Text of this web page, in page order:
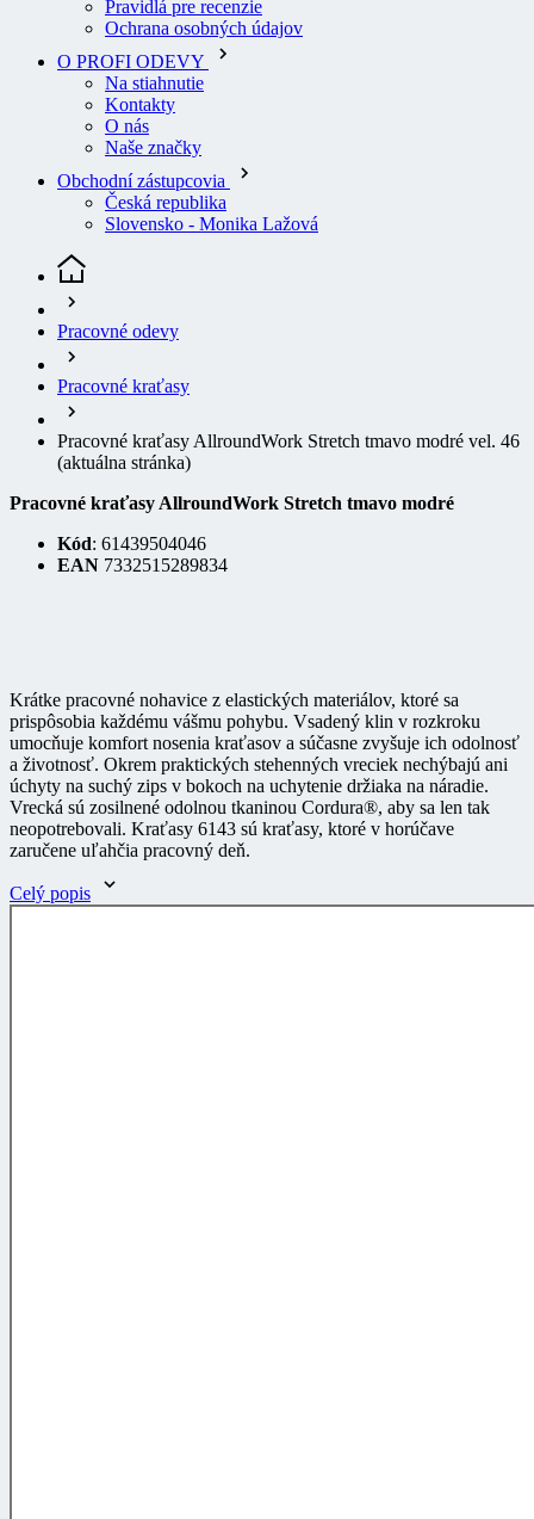
O PROFI ODEVY
Na stiahnutie
Kontakty
O nás
Naše značky
Obchodní zástupcovia
Česká republika
Slovensko - Monika Lažová
Pracovné kraťasy
Pracovné kraťasy AllroundWork Stretch tmavo modré vel. 46
(aktuálna stránka)
Pracovné kraťasy AllroundWork Stretch tmavo modré
Kód: 61439504046
umocňuje komfort nosenia kraťasov a súčasne zvyšuje ich odolnosť
a životnosť. Okrem praktických stehenných vreciek nechýbajú ani
úchyty na suchý zips v bokoch na uchytenie držiaka na náradie.
Vrecká sú zosilnené odolnou tkaninou Cordura®, aby sa len tak
neopotrebovali. Kraťasy 6143 sú kraťasy, ktoré v horúčave
zaručene uľahčia pracovný deň.
Celý popis